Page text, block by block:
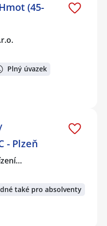
(45-
Plný úvazek
- Plzeň
také pro absolventy